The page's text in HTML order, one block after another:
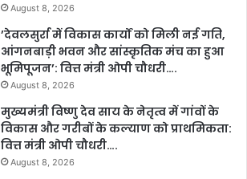
August 8, 2026
’देवलसुर्रा में विकास कार्यों को मिली नई गति,
आंगनबाड़ी भवन और सांस्कृतिक मंच का हुआ
भूमिपूजन’: वित्त मंत्री ओपी चौधरी….
August 8, 2026
मुख्यमंत्री विष्णु देव साय के नेतृत्व में गांवों के
विकास और गरीबों के कल्याण को प्राथमिकता:
वित्त मंत्री ओपी चौधरी….
August 8, 2026